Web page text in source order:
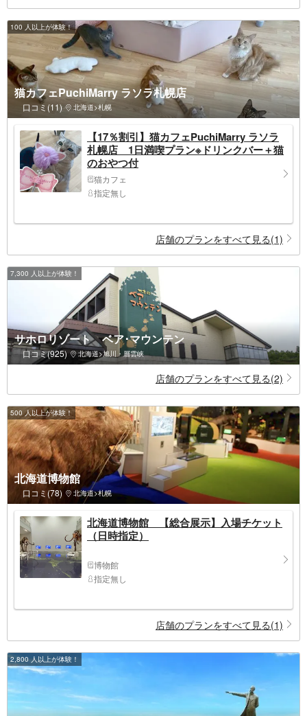
100 人以上が体験！
猫カフェPuchiMarry ラソラ札幌店
口コミ(11) 北海道>札幌
【17％割引】猫カフェPuchiMarry ラソラ
札幌店 1日満喫プラン※ドリンクバー＋猫
のおやつ付
猫カフェ
指定無し
店舗のプランをすべて見る(1)
7,300 人以上が体験！
サホロリゾート ベア･マウンテン
口コミ(925) 北海道>旭川・層雲峡
店舗のプランをすべて見る(2)
500 人以上が体験！
北海道博物館
口コミ(78) 北海道>札幌
北海道博物館 【総合展示】入場チケット
（日時指定）
博物館
指定無し
店舗のプランをすべて見る(1)
2,800 人以上が体験！